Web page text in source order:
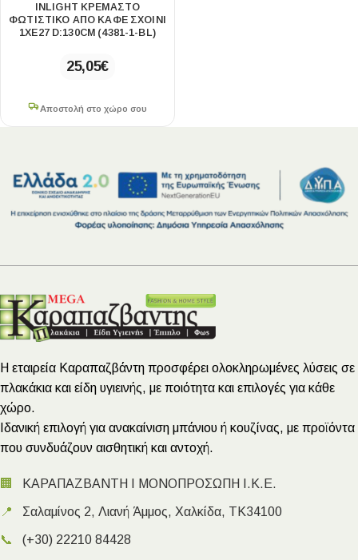
INLIGHT ΚΡΕΜΑΣΤΌ
ΦΩΤΙΣΤΙΚΌ ΑΠΌ ΚΑΦΈ ΣΧΟΙΝΊ
1XE27 D:130CM (4381-1-BL)
25,05€
Αποστολή στο χώρο σου
Η εταιρεία Καραπαζβάντη προσφέρει ολοκληρωμένες λύσεις σε
πλακάκια και είδη υγιεινής, με ποιότητα και επιλογές για κάθε
χώρο.
Ιδανική επιλογή για ανακαίνιση μπάνιου ή κουζίνας, με προϊόντα
που συνδυάζουν αισθητική και αντοχή.
🏢 ΚΑΡΑΠΑΖΒΑΝΤΗ Ι ΜΟΝΟΠΡΟΣΩΠΗ Ι.Κ.Ε.
📍 Σαλαμίνος 2, Λιανή Άμμος, Χαλκίδα, ΤΚ34100
📞 (+30) 22210 84428